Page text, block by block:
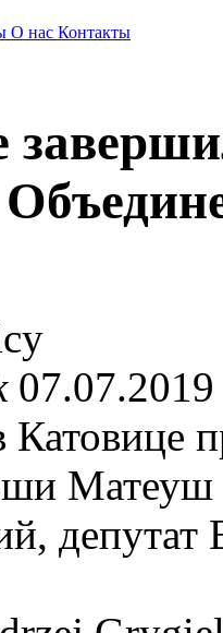
О нас Контакты
07.07.2019
Матеуш
депутат